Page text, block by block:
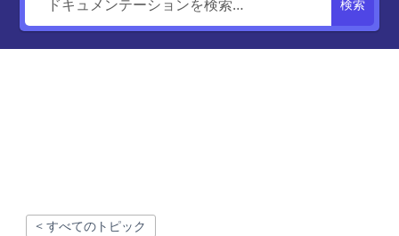
検索
< すべてのトピック